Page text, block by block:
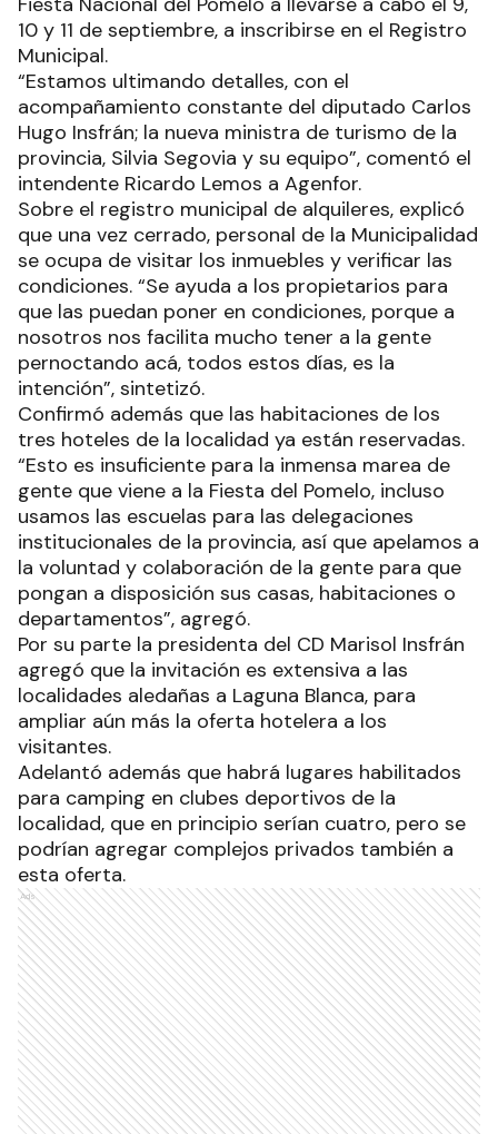
10 y 11 de septiembre, a inscribirse en el Registro
Municipal.
“Estamos ultimando detalles, con el
acompañamiento constante del diputado Carlos
Hugo Insfrán; la nueva ministra de turismo de la
provincia, Silvia Segovia y su equipo”, comentó el
intendente Ricardo Lemos a Agenfor.
Sobre el registro municipal de alquileres, explicó
que una vez cerrado, personal de la Municipalidad
se ocupa de visitar los inmuebles y verificar las
condiciones. “Se ayuda a los propietarios para
que las puedan poner en condiciones, porque a
nosotros nos facilita mucho tener a la gente
pernoctando acá, todos estos días, es la
intención”, sintetizó.
Confirmó además que las habitaciones de los
tres hoteles de la localidad ya están reservadas.
“Esto es insuficiente para la inmensa marea de
gente que viene a la Fiesta del Pomelo, incluso
usamos las escuelas para las delegaciones
institucionales de la provincia, así que apelamos a
la voluntad y colaboración de la gente para que
pongan a disposición sus casas, habitaciones o
departamentos”, agregó.
Por su parte la presidenta del CD Marisol Insfrán
agregó que la invitación es extensiva a las
localidades aledañas a Laguna Blanca, para
ampliar aún más la oferta hotelera a los
visitantes.
Adelantó además que habrá lugares habilitados
para camping en clubes deportivos de la
localidad, que en principio serían cuatro, pero se
podrían agregar complejos privados también a
esta oferta.
Ads